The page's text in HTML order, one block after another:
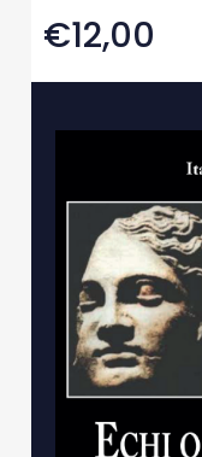
€12,00